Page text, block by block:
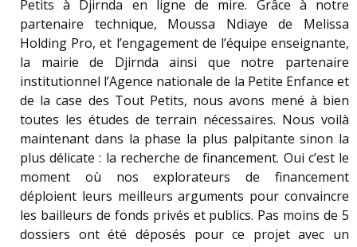
Petits à Djirnda en ligne de mire. Grâce à notre
partenaire technique, Moussa Ndiaye de Melissa
Holding Pro, et l’engagement de l’équipe enseignante,
la mairie de Djirnda ainsi que notre partenaire
institutionnel l’Agence nationale de la Petite Enfance et
de la case des Tout Petits, nous avons mené à bien
toutes les études de terrain nécessaires. Nous voilà
maintenant dans la phase la plus palpitante sinon la
plus délicate : la recherche de financement. Oui c’est le
moment où nos explorateurs de financement
déploient leurs meilleurs arguments pour convaincre
les bailleurs de fonds privés et publics. Pas moins de 5
dossiers ont été déposés pour ce projet avec un